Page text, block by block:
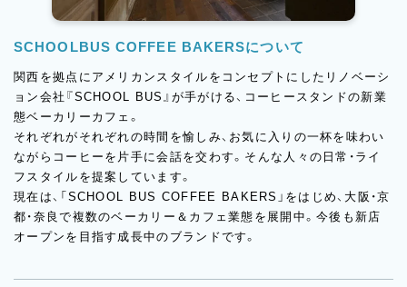
SCHOOLBUS COFFEE BAKERSについて
関西を拠点にアメリカンスタイルをコンセプトにしたリノベーシ
ョン会社『SCHOOL BUS』が手がける、コーヒースタンドの新業
態ベーカリーカフェ。
それぞれがそれぞれの時間を愉しみ、お気に入りの一杯を味わい
ながらコーヒーを片手に会話を交わす。そんな人々の日常・ライ
フスタイルを提案しています。
現在は、「SCHOOL BUS COFFEE BAKERS」をはじめ、大阪・京
都・奈良で複数のベーカリー＆カフェ業態を展開中。今後も新店
オープンを目指す成長中のブランドです。